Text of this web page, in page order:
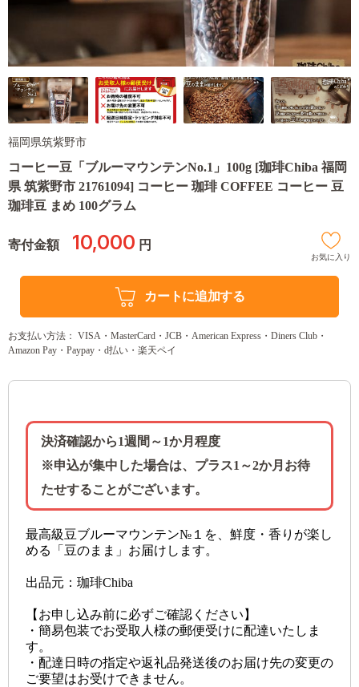
福岡県筑紫野市
コーヒー豆「ブルーマウンテンNo.1」100g [珈琲Chiba 福岡
県 筑紫野市 21761094] コーヒー 珈琲 COFFEE コーヒー 豆
珈琲豆 まめ 100グラム
寄付金額 10,000 円
お気に入り
カートに追加する
お支払い方法： VISA・MasterCard・JCB・American Express・Diners Club・
Amazon Pay・Paypay・d払い・楽天ペイ
決済確認から1週間～1か月程度
※申込が集中した場合は、プラス1～2か月お待
たせすることがございます。
最高級豆ブルーマウンテン№１を、鮮度・香りが楽し
める「豆のまま」お届けします。
出品元：珈琲Chiba
【お申し込み前に必ずご確認ください】
・簡易包装でお受取人様の郵便受けに配達いたしま
す。
・配達日時の指定や返礼品発送後のお届け先の変更の
ご要望はお受けできません。